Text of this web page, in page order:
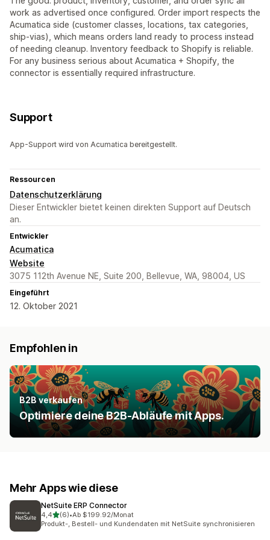
work as advertised once configured. Order import respects the
Acumatica side (customer classes, locations, tax categories,
ship-vias), which means orders land ready to process instead
of needing cleanup. Inventory feedback to Shopify is reliable.
For any business serious about Acumatica + Shopify, the
connector is essentially required infrastructure.
Support
App-Support wird von Acumatica bereitgestellt.
Ressourcen
Datenschutzerklärung
Dieser Entwickler bietet keinen direkten Support auf Deutsch
an.
Entwickler
Acumatica
Website
3075 112th Avenue NE, Suite 200, Bellevue, WA, 98004, US
Eingeführt
12. Oktober 2021
Empfohlen in
B2B verkaufen
Optimiere deine B2B-Abläufe mit Apps.
Mehr Apps wie diese
NetSuite ERP Connector
4,4von 5 Sternen
(6)
6 Rezensionen insgesamt
•Ab $199.92/Monat
Produkt-, Bestell- und Kundendaten mit NetSuite synchronisieren